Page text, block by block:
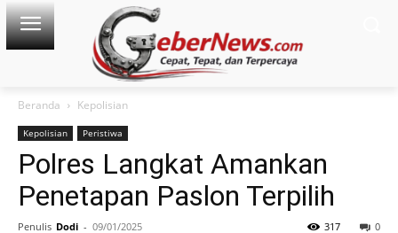
Beranda Kepolisian
Kepolisian Peristiwa
Polres Langkat Amankan
Penetapan Paslon Terpilih
Penulis Dodi - 09/01/2025 0
317